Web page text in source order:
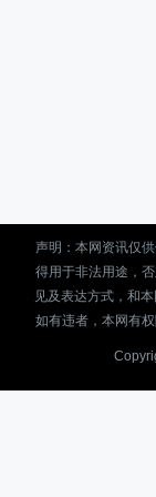
声明：本网资讯仅
得用于非法用途，
见及表达方式，和
如有违者，本网有